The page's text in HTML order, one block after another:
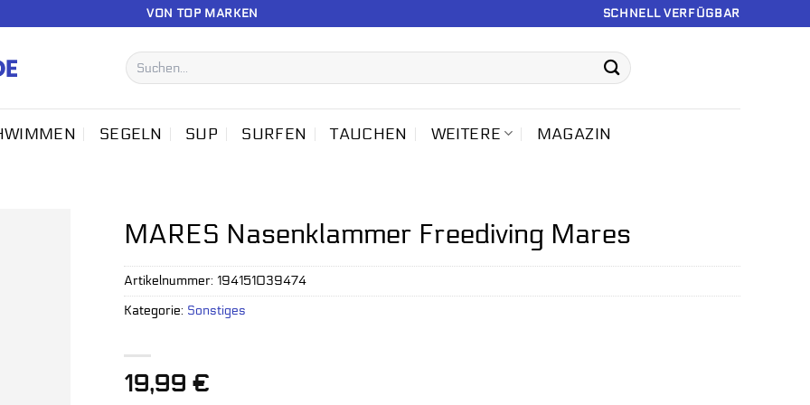
VON TOP MARKEN SCHNELL VERFÜGBAR
Suchen
nach:
SEGELN SUP SURFEN TAUCHEN WEITERE MAGAZIN
MARES Nasenklammer Freediving Mares
19,99€
Artikelnummer: 194151039474
Kategorie: Sonstiges